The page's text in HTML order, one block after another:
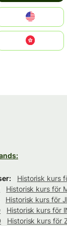
Historisk kurs
Historisk kurs för
Historisk kurs för
Historisk kurs för
Historisk kurs för